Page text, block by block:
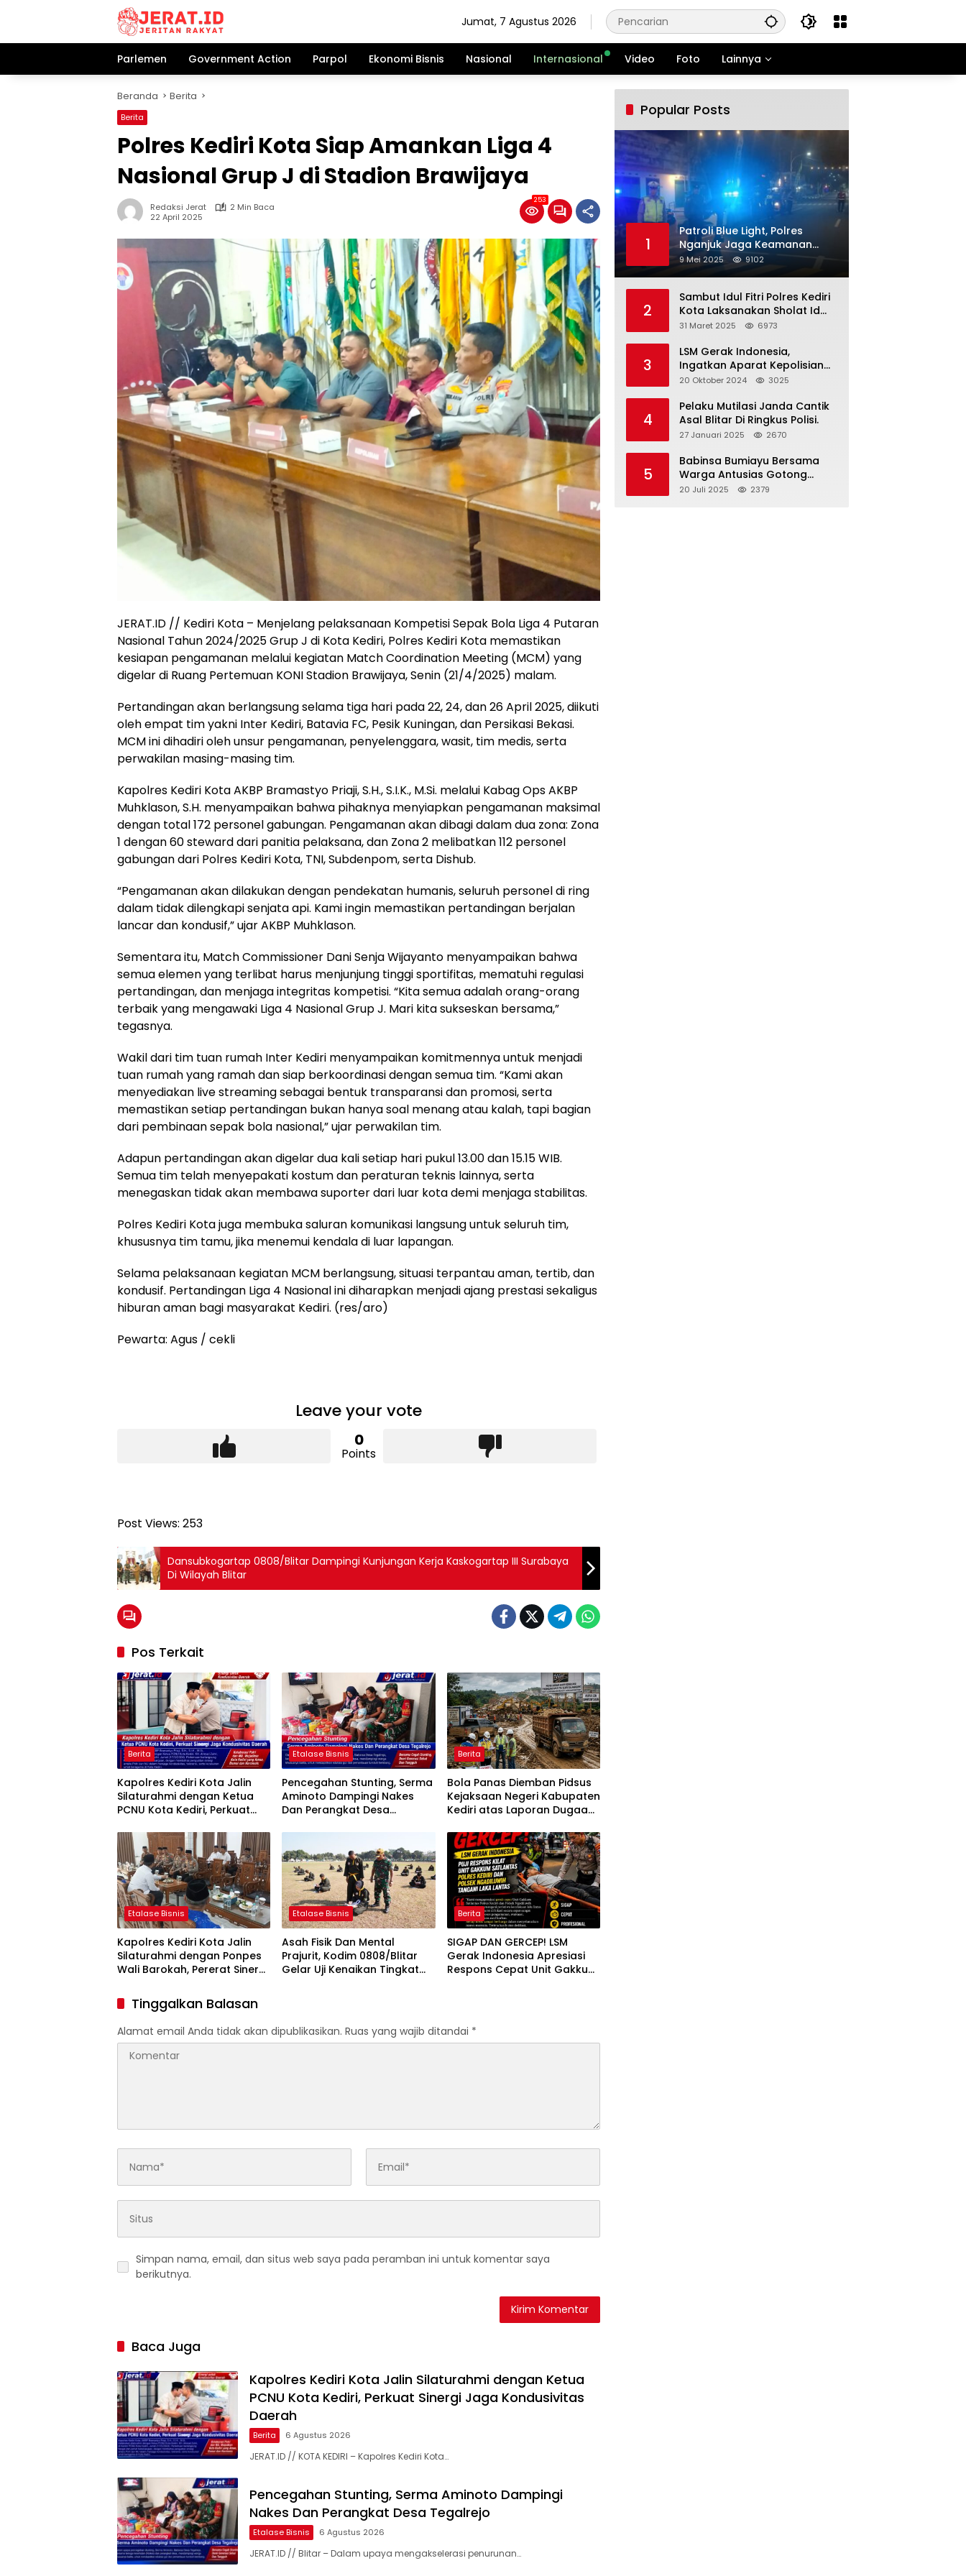
Jumat, 7 Agustus 2026
Parlemen Government Action Parpol Ekonomi Bisnis Nasional Internasional Video Foto Lainnya
Beranda Berita
Berita
Polres Kediri Kota Siap Amankan Liga 4
Nasional Grup J di Stadion Brawijaya
Redaksi Jerat
2 Min Baca
22 April 2025
253
JERAT.ID // Kediri Kota – Menjelang pelaksanaan Kompetisi Sepak Bola Liga 4 Putaran
Nasional Tahun 2024/2025 Grup J di Kota Kediri, Polres Kediri Kota memastikan
kesiapan pengamanan melalui kegiatan Match Coordination Meeting (MCM) yang
digelar di Ruang Pertemuan KONI Stadion Brawijaya, Senin (21/4/2025) malam.
Pertandingan akan berlangsung selama tiga hari pada 22, 24, dan 26 April 2025, diikuti
oleh empat tim yakni Inter Kediri, Batavia FC, Pesik Kuningan, dan Persikasi Bekasi.
MCM ini dihadiri oleh unsur pengamanan, penyelenggara, wasit, tim medis, serta
perwakilan masing-masing tim.
Kapolres Kediri Kota AKBP Bramastyo Priaji, S.H., S.I.K., M.Si. melalui Kabag Ops AKBP
Muhklason, S.H. menyampaikan bahwa pihaknya menyiapkan pengamanan maksimal
dengan total 172 personel gabungan. Pengamanan akan dibagi dalam dua zona: Zona
1 dengan 60 steward dari panitia pelaksana, dan Zona 2 melibatkan 112 personel
gabungan dari Polres Kediri Kota, TNI, Subdenpom, serta Dishub.
“Pengamanan akan dilakukan dengan pendekatan humanis, seluruh personel di ring
dalam tidak dilengkapi senjata api. Kami ingin memastikan pertandingan berjalan
lancar dan kondusif,” ujar AKBP Muhklason.
Sementara itu, Match Commissioner Dani Senja Wijayanto menyampaikan bahwa
semua elemen yang terlibat harus menjunjung tinggi sportifitas, mematuhi regulasi
pertandingan, dan menjaga integritas kompetisi. “Kita semua adalah orang-orang
terbaik yang mengawaki Liga 4 Nasional Grup J. Mari kita sukseskan bersama,”
tegasnya.
Wakil dari tim tuan rumah Inter Kediri menyampaikan komitmennya untuk menjadi
tuan rumah yang ramah dan siap berkoordinasi dengan semua tim. “Kami akan
menyediakan live streaming sebagai bentuk transparansi dan promosi, serta
memastikan setiap pertandingan bukan hanya soal menang atau kalah, tapi bagian
dari pembinaan sepak bola nasional,” ujar perwakilan tim.
Adapun pertandingan akan digelar dua kali setiap hari pukul 13.00 dan 15.15 WIB.
Semua tim telah menyepakati kostum dan peraturan teknis lainnya, serta
menegaskan tidak akan membawa suporter dari luar kota demi menjaga stabilitas.
Polres Kediri Kota juga membuka saluran komunikasi langsung untuk seluruh tim,
khususnya tim tamu, jika menemui kendala di luar lapangan.
Selama pelaksanaan kegiatan MCM berlangsung, situasi terpantau aman, tertib, dan
kondusif. Pertandingan Liga 4 Nasional ini diharapkan menjadi ajang prestasi sekaligus
hiburan aman bagi masyarakat Kediri. (res/aro)
Pewarta: Agus / cekli
Leave your vote
0
Points
Post Views: 253
Dansubkogartap 0808/Blitar Dampingi Kunjungan Kerja Kaskogartap III Surabaya
Di Wilayah Blitar
Pos Terkait
Berita
Kapolres Kediri Kota Jalin
Silaturahmi dengan Ketua
PCNU Kota Kediri, Perkuat
Daerah
Etalase Bisnis
Pencegahan Stunting, Serma
Aminoto Dampingi Nakes
Dan Perangkat Desa
Berita
Bola Panas Diemban Pidsus
Kejaksaan Negeri Kabupaten
Kediri atas Laporan Dugaan
Proyek Tol Kediri Oleh PT.
HASTARI JAYA SENTOSA
Etalase Bisnis
Kapolres Kediri Kota Jalin
Silaturahmi dengan Ponpes
Wali Barokah, Pererat Sinergi
Etalase Bisnis
Asah Fisik Dan Mental
Prajurit, Kodim 0808/Blitar
Gelar Uji Kenaikan Tingkat
Berita
SIGAP DAN GERCEP! LSM
Gerak Indonesia Apresiasi
Respons Cepat Unit Gakkum
Lalu Lintas
Tinggalkan Balasan
Alamat email Anda tidak akan dipublikasikan. Ruas yang wajib ditandai *
Simpan nama, email, dan situs web saya pada peramban ini untuk komentar saya
berikutnya.
Baca Juga
Kapolres Kediri Kota Jalin Silaturahmi dengan Ketua
PCNU Kota Kediri, Perkuat Sinergi Jaga Kondusivitas
Daerah
Berita 6 Agustus 2026
JERAT.ID // KOTA KEDIRI – Kapolres Kediri Kota…
Pencegahan Stunting, Serma Aminoto Dampingi
Nakes Dan Perangkat Desa Tegalrejo
Etalase Bisnis 6 Agustus 2026
JERAT.ID // Blitar – Dalam upaya mengakselerasi penurunan…
Popular Posts
1
Patroli Blue Light, Polres
Nganjuk Jaga Keamanan
Jelang Long Weekend
9 Mei 2025 9102
2
Sambut Idul Fitri Polres Kediri
Kota Laksanakan Sholat Id
dan Gelar Halalbihalal
31 Maret 2025 6973
3
LSM Gerak Indonesia,
Ingatkan Aparat Kepolisian
Polres Blitar Kota “Tri Brata
20 Oktober 2024 3025
4
Pelaku Mutilasi Janda Cantik
Asal Blitar Di Ringkus Polisi.
27 Januari 2025 2670
5
Babinsa Bumiayu Bersama
Warga Antusias Gotong
Royong Bersihkan Jalan
20 Juli 2025 2379